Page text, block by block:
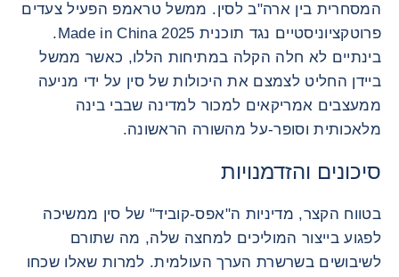
המסחרית בין ארה"ב לסין. ממשל טראמפ הפעיל צעדים
פרוטקציוניסטיים נגד תוכנית Made in China 2025.
בינתיים לא חלה הקלה במתיחות הללו, כאשר ממשל
ביידן החליט לצמצם את היכולות של סין על ידי מניעה
ממעצבים אמריקאים למכור למדינה שבבי בינה
מלאכותית וסופר-על מהשורה הראשונה.
סיכונים והזדמנויות
בטווח הקצר, מדיניות ה"אפס-קוביד" של סין ממשיכה
לפגוע בייצור המוליכים למחצה שלה, מה שתורם
לשיבושים בשרשרת הערך העולמית. למרות שאלו שכחו